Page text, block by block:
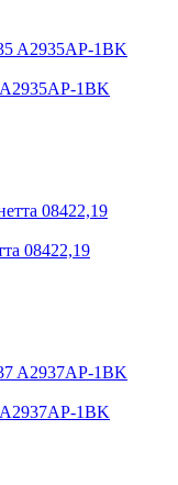
A2935AP-1BK
08422,19
A2937AP-1BK